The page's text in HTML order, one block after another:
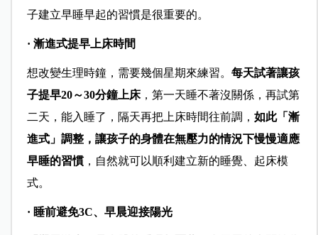
子建立早睡早起的習慣是很重要的。
· 漸進式提早上床時間
想改變生理時鐘，需要幾個星期來練習。 每天試著讓孩
子提早20～30分鐘上床，第一天睡不著沒關係，再試第
二天，能入睡了，隔天再把上床時間往前調， 如此「漸
進式」調整，讓孩子的身體在無壓力的情況下慢慢適應
早睡的習慣，自然就可以順利建立新的睡覺、起床模
式。
· 睡前避免3C、早晨迎接陽光